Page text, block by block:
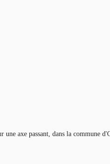
axe passant, dans la commune